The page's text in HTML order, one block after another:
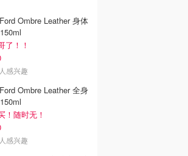
身体
了！！
感兴趣
全身
！随时无！
感兴趣